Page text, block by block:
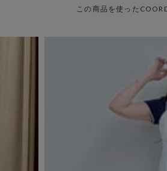
この商品を使った